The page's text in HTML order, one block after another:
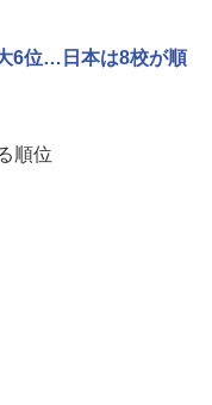
6位…日本は8校が順
順位